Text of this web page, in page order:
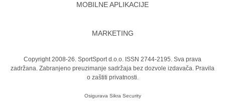
MOBILNE APLIKACIJE
MARKETING
Copyright 2008-26. SportSport d.o.o. ISSN 2744-2195. Sva prava
zadržana. Zabranjeno preuzimanje sadržaja bez dozvole izdavača. Pravila
o zaštiti privatnosti.
Osigurava Sikra Security